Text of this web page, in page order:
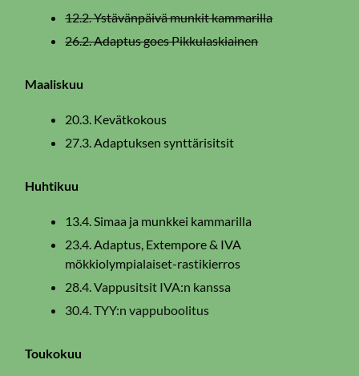
12.2. Ystävänpäivä munkit kammarilla
26.2. Adaptus goes Pikkulaskiainen
Maaliskuu
20.3. Kevätkokous
27.3. Adaptuksen synttärisitsit
Huhtikuu
13.4. Simaa ja munkkei kammarilla
23.4. Adaptus, Extempore & IVA
mökkiolympialaiset-rastikierros
28.4. Vappusitsit IVA:n kanssa
30.4. TYY:n vappuboolitus
Toukokuu